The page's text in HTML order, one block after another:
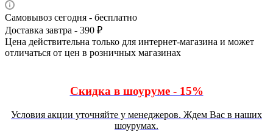
Самовывоз сегодня - бесплатно
Доставка завтра - 390 ₽
Цена действительна только для интернет-магазина и может
отличаться от цен в розничных магазинах
Скидка в шоуруме - 15%
Условия акции уточняйте у менеджеров. Ждем Вас в наших
шоурумах.